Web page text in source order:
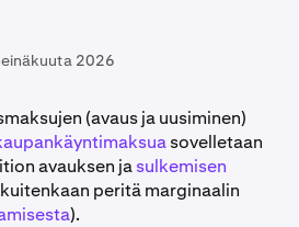
2026
(avaus ja uusiminen)
sovelletaan
avauksen jasulkemisen
peritä marginaalin
).